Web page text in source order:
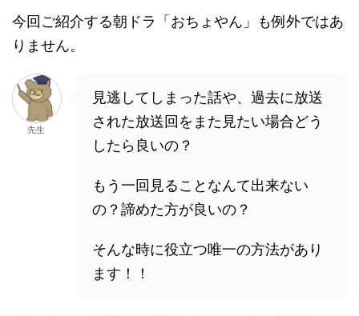
今回ご紹介する朝ドラ「おちょやん」も例外ではあ
りません。
先生
見逃してしまった話や、過去に放送
された放送回をまた見たい場合どう
したら良いの？
もう一回見ることなんて出来ない
の？諦めた方が良いの？
そんな時に役立つ唯一の方法があり
ます！！